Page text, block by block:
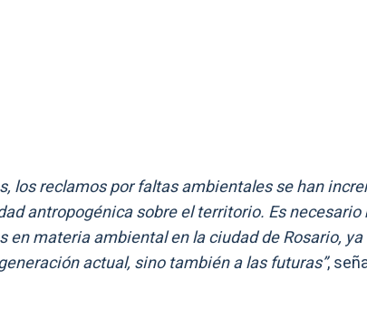
los reclamos por faltas ambientales se han
antropogénica sobre el territorio. Es
en materia ambiental en la ciudad de Rosario,
actual, sino también a las futuras”,